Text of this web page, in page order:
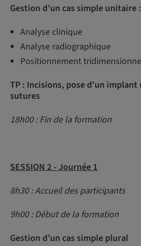
Gestion d’un cas simple unitaire :
Analyse clinique
Analyse radiographique
Positionnement
TP : Incisions, pose d’un
sutures
18h00 : Fin de la formation
SESSION 2 - Journée 1
8h30 : Accueil des participants
9h00 : Début de la formation
Gestion d’un cas simple plural